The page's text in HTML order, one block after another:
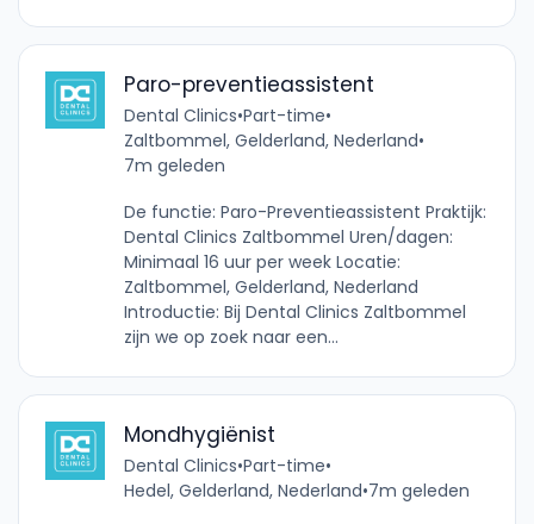
Paro-preventieassistent
Dental Clinics•Part-time•
Zaltbommel, Gelderland, Nederland•
7m geleden
De functie: Paro-Preventieassistent Praktijk:
Dental Clinics Zaltbommel Uren/dagen:
Minimaal 16 uur per week Locatie:
Zaltbommel, Gelderland, Nederland
Introductie: Bij Dental Clinics Zaltbommel
zijn we op zoek naar een...
Mondhygiënist
Dental Clinics•Part-time•
Hedel, Gelderland, Nederland•7m geleden